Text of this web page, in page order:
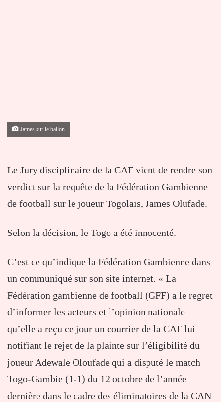
James sur le ballon
Le Jury disciplinaire de la CAF vient de rendre son
verdict sur la requête de la Fédération Gambienne
de football sur le joueur Togolais, James Olufade.
Selon la décision, le Togo a été innocenté.
C’est ce qu’indique la Fédération Gambienne dans
un communiqué sur son site internet. « La
Fédération gambienne de football (GFF) a le regret
d’informer les acteurs et l’opinion nationale
qu’elle a reçu ce jour un courrier de la CAF lui
notifiant le rejet de la plainte sur l’éligibilité du
joueur Adewale Oloufade qui a disputé le match
Togo-Gambie (1-1) du 12 octobre de l’année
dernière dans le cadre des éliminatoires de la CAN